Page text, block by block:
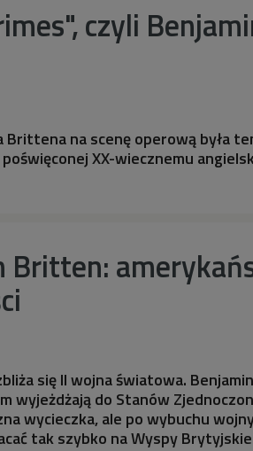
czyli
Brittena na scenę operową była
XX-wiecznemu
Britten:
się II wojna światowa.
wyjeżdżają do Stanów
wycieczka, ale po wybuchu
tak szybko na Wyspy